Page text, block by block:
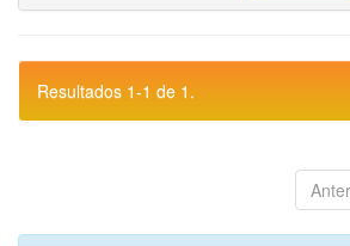
Resultados 1-1 de 1.